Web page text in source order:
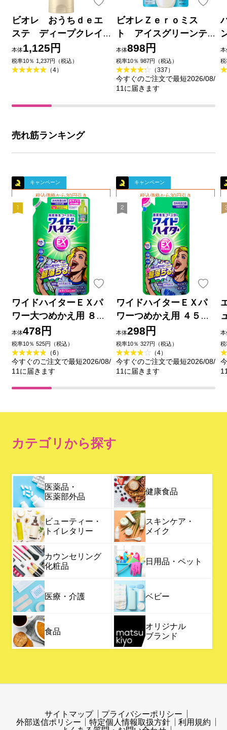
ビオレ おうちｄｅエ
ステ ディープクレイ
洗顔 １８０ｇ 花王
本体1,125円
税率10％ 1,237円（税込）
（4）
ビオレＺｅｒｏミス
ト アイスグリーンテ
ィーの香り ６０ｍＬ 花
王
本体898円
税率10％ 987円（税込）
（337）
今すぐのご注文で最短2026/08/
11に届きます
本
税
売れ筋ランキング
キャンペーン
税込価格から30円引き
ワイドハイターＥＸパ
ワー大つめかえ用 ８２
０ｍｌ 花王
本体478円
税率10％ 525円（税込）
（6）
今すぐのご注文で最短2026/08/
11に届きます
キャンペーン
税込価格から30円引き
ワイドハイターＥＸパ
ワーつめかえ用 ４５０
ｍｌ 花王
本体298円
税率10％ 327円（税込）
（4）
今すぐのご注文で最短2026/08/
11に届きます
本
税
カテゴリから探す
医薬品・
医薬部外品
健康食品
ビューティー・
トイレタリー
スキンケア・
メイク
カウンセリング
化粧品
日用品・ペット
医療・介護 ベビー
食品
オリジナル
ブランド
サイトマップ
プライバシーポリシー
外部送信ポリシー
特定個人情報取扱方針
利用規約